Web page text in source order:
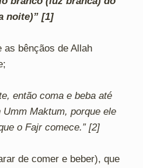
noite)” [1]
as bênçãos de Allah
então coma e beba até
Maktum, porque ele
o Fajr comece.” [2]
de comer e beber), que